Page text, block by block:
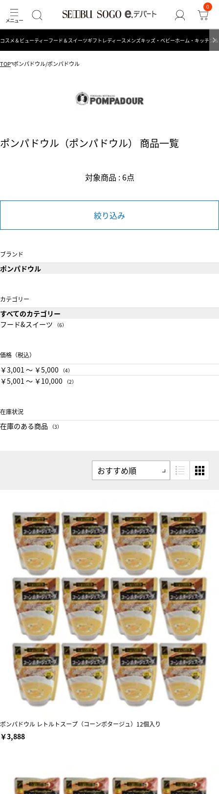
0
コスメ＆ビューティーフード＆スイーツギフト レディース メンズキッズ・ベビーホーム・キッチン
TOP ポンパドウル/ポンパドウル
ポンパドウル（ポンパドウル） 商品一覧
対象商品 : 6点
絞り込み
ブランド
ポンパドウル
カテゴリー
すべてのカテゴリー
フード&スイーツ
（6）
価格（税込）
￥3,001 〜 ￥5,000 （4）
￥5,001 〜 ￥10,000 （2）
在庫状況
在庫のある商品 （3）
ポンパドウル レトルトスープ（コーンポタージュ）12個入り
￥3,888